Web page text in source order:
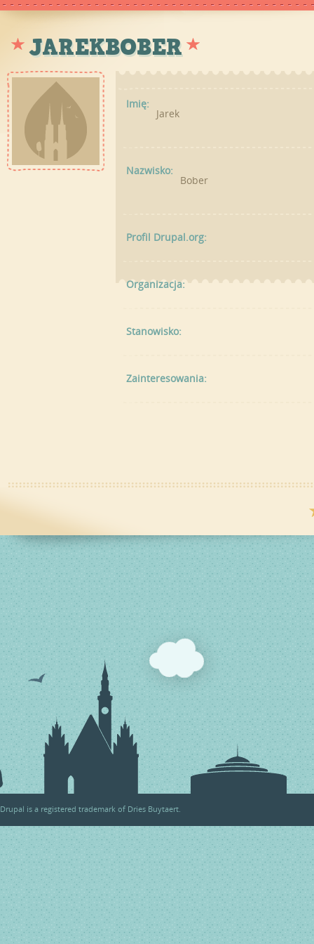
JAREKBOBER
Imię:
Jarek
Nazwisko:
Bober
Profil Drupal.org:
Organizacja:
Stanowisko:
Zainteresowania:
Drupal is a registered trademark of Dries Buytaert.